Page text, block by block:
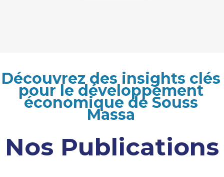
Découvrez des insights clés
pour le développement
économique de Souss
Massa
Nos Publications